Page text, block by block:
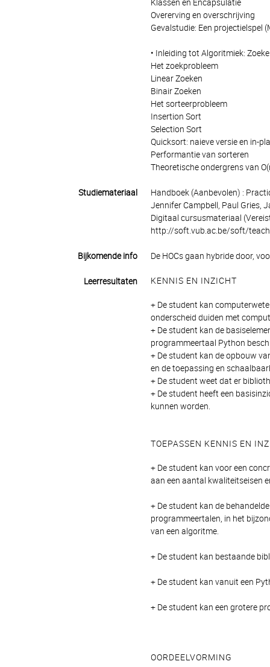
Klassen en Encapsulatie
Overerving en overschrijving
Gevalstudie: Een projectielspel
• Inleiding tot Algoritmiek:
Het zoekprobleem
Linear Zoeken
Binair Zoeken
Het sorteerprobleem
Insertion Sort
Selection Sort
Quicksort: naieve versie en in-
Performantie van sorteren
Theoretische ondergrens van
Studiemateriaal
Handboek (Aanbevolen) :
Jennifer Campbell, Paul Gries,
Digitaal cursusmateriaal
http://soft.vub.ac.be/soft/
Bijkomende info De HOCs gaan hybride door,
Leerresultaten KENNIS EN INZICHT
+ De student kan
onderscheid duiden met
+ De student kan de
programmeertaal Python
+ De student kan de opbouw
en de toepassing en
+ De student weet dat er
+ De student heeft een
kunnen worden.
TOEPASSEN KENNIS EN
+ De student kan voor een
aan een aantal kwaliteitseisen
+ De student kan de
programmeertalen, in het
van een algoritme.
+ De student kan bestaande
+ De student kan vanuit een
+ De student kan een grotere
OORDEELVORMING